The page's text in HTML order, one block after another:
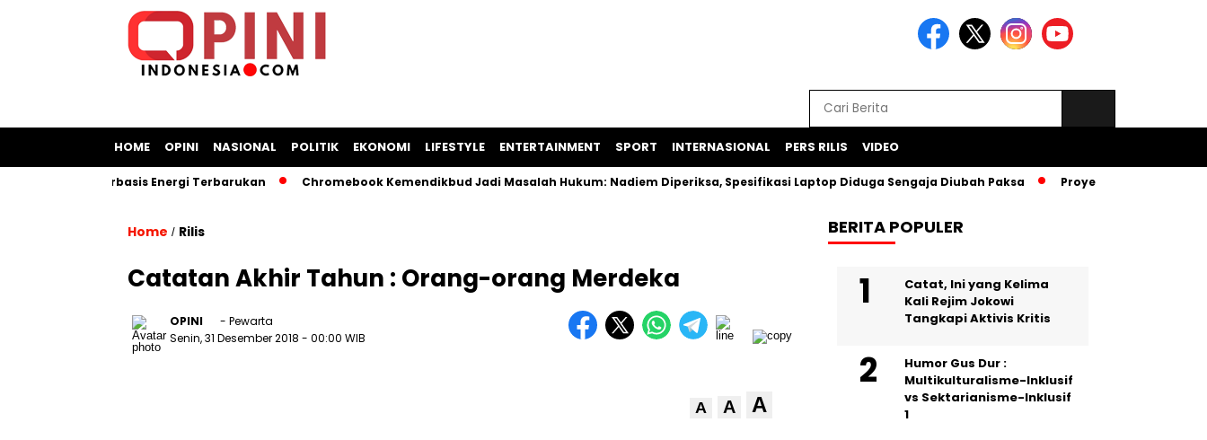
HOME OPINI NASIONAL POLITIK EKONOMI LIFESTYLE ENTERTAINMENT SPORT INTERNASIONAL PERS RILIS VIDEO
Kapal Berbasis Energi Terbarukan Chromebook Kemendikbud Jadi Masalah Hukum: Nadiem Diperiksa, Spesifikasi Laptop Diduga Sengaja Diubah Paksa Proyek Iklan Bank BJB Diduga
Home / Rilis
Catatan Akhir Tahun : Orang-orang Merdeka
OPINI
- Pewarta
Senin, 31 Desember 2018 - 00:00 WIB
A A A
BERITA POPULER
Catat, Ini yang Kelima
Kali Rejim Jokowi
Tangkapi Aktivis Kritis
Humor Gus Dur :
Multikulturalisme-Inklusif
vs Sektarianisme-Inklusif
1